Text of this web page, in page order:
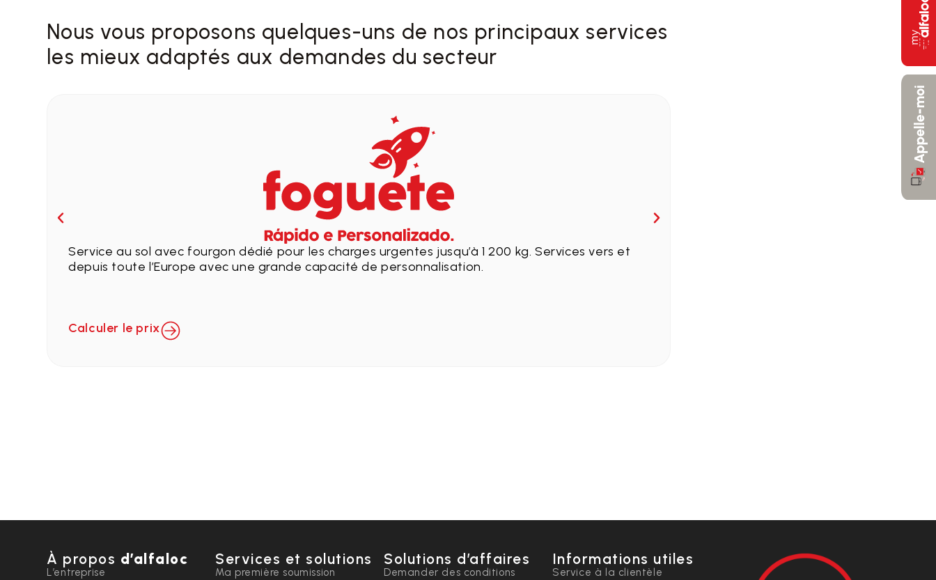
Nous vous proposons quelques-uns de nos principaux services
les mieux adaptés aux demandes du secteur
Service au sol avec fourgon dédié pour les charges urgentes jusqu’à 1 200 kg. Services vers et
depuis toute l’Europe avec une grande capacité de personnalisation.
Calculer le prix
À propos d’alfaloc
L’entreprise
Services et solutions
Ma première soumission
Solutions d’affaires
Demander des conditions
Informations utiles
Service à la clientèle